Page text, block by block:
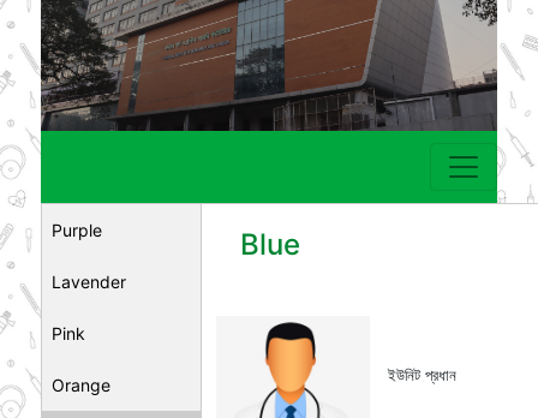
Purple
Lavender
Pink
Orange
Blue
ইউনিট প্রধান